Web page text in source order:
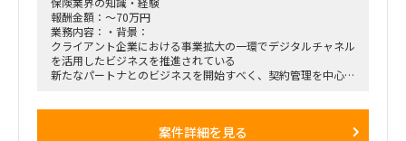
報酬金額：～70万円
業務内容：・背景：
クライアント企業における事業拡大の一環でデジタルチャネル
を活用したビジネスを推進されている
新たなパートナとのビジネスを開始すべく、契約管理を中心と
定義（ユーザーストーリー作成）などを
案件詳細を見る